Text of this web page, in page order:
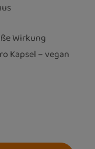
Wirkung
Kapsel – vegan